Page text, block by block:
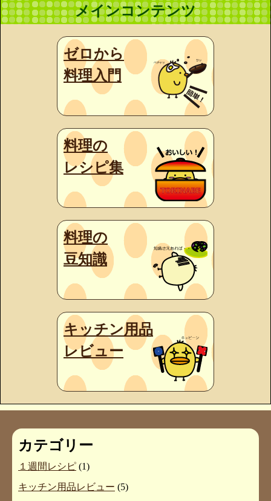
メインコンテンツ
ゼロから
料理入門
料理の
レシピ集
料理の
豆知識
キッチン用品
レビュー
カテゴリー
１週間レシピ (1)
キッチン用品レビュー (5)